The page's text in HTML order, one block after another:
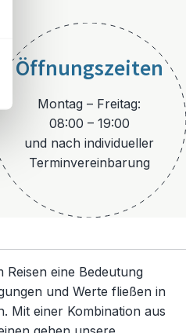
Öffnungszeiten
Montag – Freitag:
08:00 – 19:00
und nach individueller
Terminvereinbarung
eine Bedeutung
und Werte fließen in
Mit einer Kombination aus